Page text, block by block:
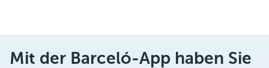
Mit der Barceló-App haben Sie